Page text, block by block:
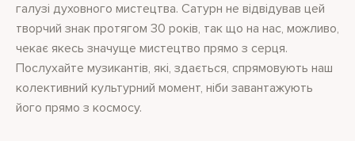
галузі духовного мистецтва. Сатурн не відвідував цей
творчий знак протягом 30 років, так що на нас, можливо,
чекає якесь значуще мистецтво прямо з серця.
Послухайте музикантів, які, здається, спрямовують наш
колективний культурний момент, ніби завантажують
його прямо з космосу.